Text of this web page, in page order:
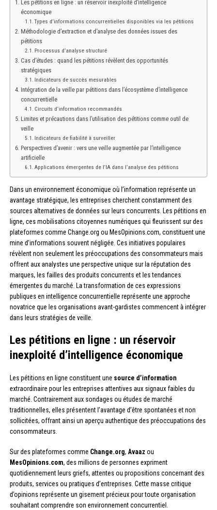
Les pétitions en ligne : un réservoir inexploité d’intelligence
économique
Types d’informations concurrentielles disponibles via les pétitions
Méthodologie d’extraction et d’analyse des données issues des
pétitions
Processus d’analyse structuré
Cas d’études : quand les pétitions révèlent des opportunités
stratégiques
Indicateurs de succès mesurables
Intégration de la veille par pétitions dans l’écosystème d’intelligence
concurrentielle
Circuits d’information recommandés
Limites et précautions dans l’utilisation des pétitions comme outil de
veille
Indicateurs de fiabilité à surveiller
Perspectives d’avenir : vers une veille augmentée par l’intelligence
artificielle
Applications émergentes de l’IA dans l’analyse des pétitions
Dans un environnement économique où l’information représente un
avantage stratégique, les entreprises cherchent constamment des
sources alternatives de données sur leurs concurrents. Les pétitions en
ligne, ces mobilisations citoyennes numériques qui fleurissent sur des
plateformes comme Change.org ou MesOpinions.com, constituent une
mine d’informations souvent négligée. Ces initiatives populaires
révèlent non seulement les préoccupations des consommateurs mais
offrent aux analystes une perspective unique sur la réputation des
marques, les failles des produits concurrents et les tendances
émergentes du marché. La transformation de ces expressions
publiques en intelligence concurrentielle représente une approche
novatrice que les organisations avant-gardistes commencent à intégrer
dans leurs stratégies de veille.
Les pétitions en ligne : un réservoir
inexploité d’intelligence économique
Les pétitions en ligne constituent une source d’information
extraordinaire pour les entreprises attentives aux signaux faibles du
marché. Contrairement aux sondages ou études de marché
traditionnelles, elles présentent l’avantage d’être spontanées et non
sollicitées, offrant ainsi un aperçu authentique des préoccupations des
consommateurs.
Sur des plateformes comme Change.org, Avaaz ou
MesOpinions.com, des millions de personnes expriment
quotidiennement leurs griefs, attentes ou propositions concernant des
produits, services ou pratiques d’entreprises. Cette masse critique
d’opinions représente un gisement précieux pour toute organisation
souhaitant comprendre son environnement concurrentiel.